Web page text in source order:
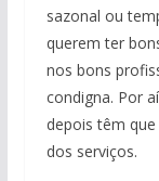
sazonal ou
querem ter
nos bons
condigna. Por
depois têm
dos serviços.